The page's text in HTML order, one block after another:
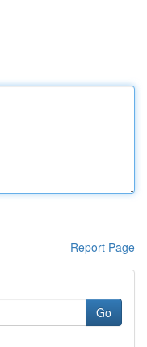
Report Page
Go